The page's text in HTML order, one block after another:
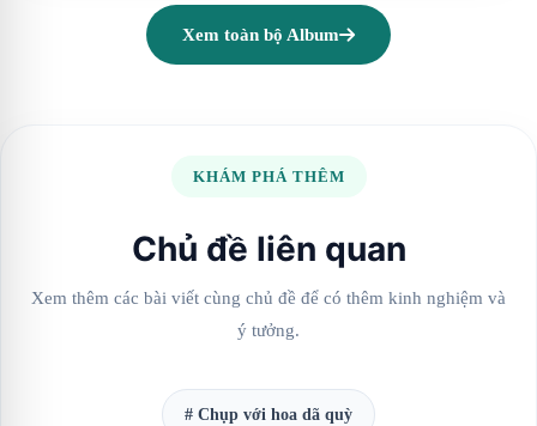
Xem toàn bộ Album
KHÁM PHÁ THÊM
Chủ đề liên quan
Xem thêm các bài viết cùng chủ đề để có thêm kinh nghiệm và
ý tưởng.
# Chụp với hoa dã quỳ